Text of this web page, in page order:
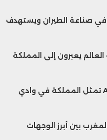
صناعة الطيران ويستهدف
العالم يعبرون إلى المملكة
الشركة الناشئة المغربية Afdal تمثل المملكة في وادي
بين أبرز الوجهات